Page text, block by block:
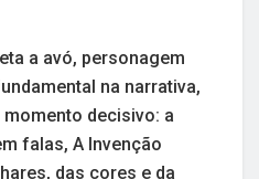
a avó, personagem
na narrativa,
decisivo: a
falas, A Invenção
das cores e da